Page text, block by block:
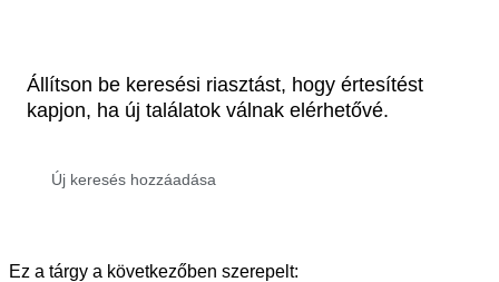
Állítson be keresési riasztást, hogy értesítést
kapjon, ha új találatok válnak elérhetővé.
Ez a tárgy a következőben szerepelt: